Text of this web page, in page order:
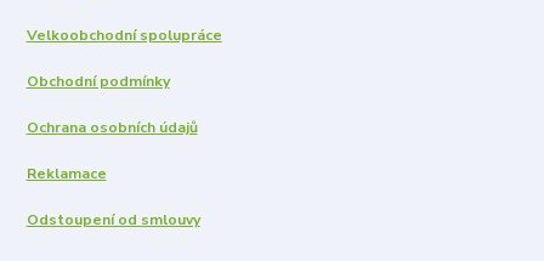
Velkoobchodní spolupráce
Obchodní podmínky
Ochrana osobních údajů
Reklamace
Odstoupení od smlouvy